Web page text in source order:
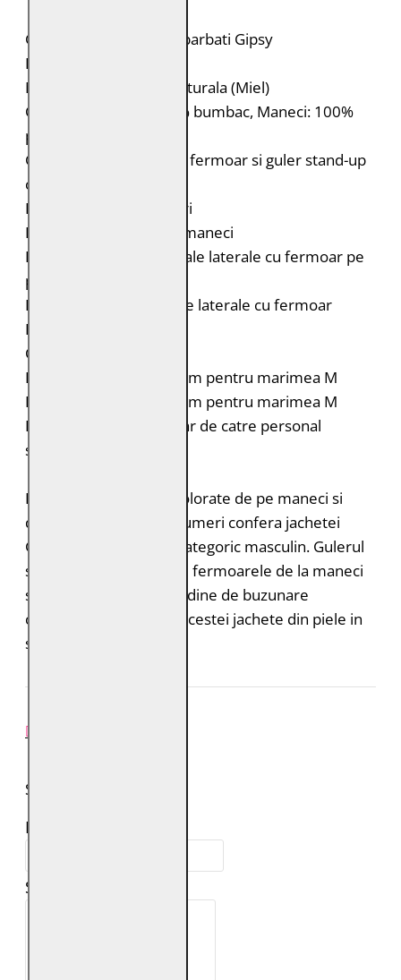
Geaca de piele pentru barbati Gipsy
Brand: Gipsy
Material: 100% piele naturala (Miel)
Captuseala: Corp: 100% bumbac, Maneci: 100%
poliester
Geaca de piele biker cu fermoar si guler stand-up
cu catarama
Detalii in relief pe umeri
Dungi contrastante pe maneci
Doua buzunare orizontale laterale cu fermoar pe
piept
Doua buzunare verticale laterale cu fermoar
Fermoar la maneci
Croiala: Regular Fit
Lungimea spatelui: 64 cm pentru marimea M
Lungimea manecii: 68 cm pentru marimea M
Intretinere: Spalare doar de catre personal
specializat
Dungile contrastante colorate de pe maneci si
detaliile in relief de pe umeri confera jachetei
GBBrenton un aspect categoric masculin. Gulerul
stand-up cu catarama si fermoarele de la maneci
sunt practice. O multitudine de buzunare
completeaza designul acestei jachete din piele in
stil biker.
SPUNE-ŢI PAREREA
Numele tău:
Scrie review: